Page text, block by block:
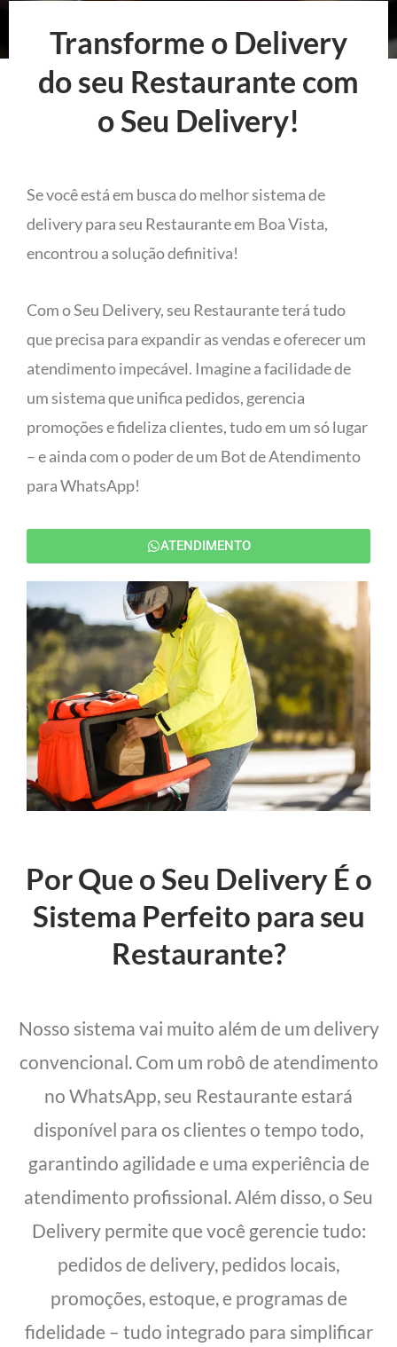
Transforme o Delivery
do seu Restaurante com
o Seu Delivery!
Se você está em busca do melhor sistema de
delivery para seu Restaurante em Boa Vista,
encontrou a solução definitiva!
Com o Seu Delivery, seu Restaurante terá tudo
que precisa para expandir as vendas e oferecer um
atendimento impecável. Imagine a facilidade de
um sistema que unifica pedidos, gerencia
promoções e fideliza clientes, tudo em um só lugar
– e ainda com o poder de um Bot de Atendimento
para WhatsApp!
ATENDIMENTO
Por Que o Seu Delivery É o
Sistema Perfeito para seu
Restaurante?
Nosso sistema vai muito além de um delivery
convencional. Com um robô de atendimento
no WhatsApp, seu Restaurante estará
disponível para os clientes o tempo todo,
garantindo agilidade e uma experiência de
atendimento profissional. Além disso, o Seu
Delivery permite que você gerencie tudo:
pedidos de delivery, pedidos locais,
promoções, estoque, e programas de
fidelidade – tudo integrado para simplificar